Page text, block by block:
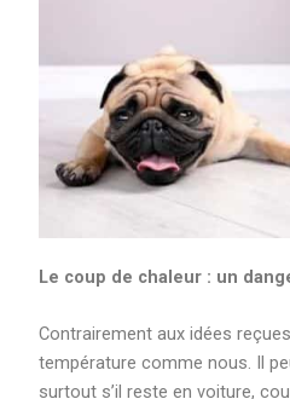
Le coup de chaleur : un
Contrairement aux idées
température comme nous. Il
surtout s’il reste en voiture,